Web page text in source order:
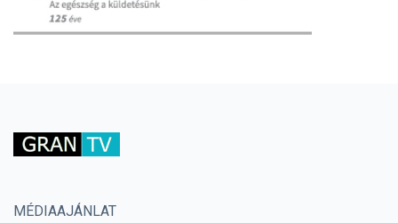
MÉDIAAJÁNLAT